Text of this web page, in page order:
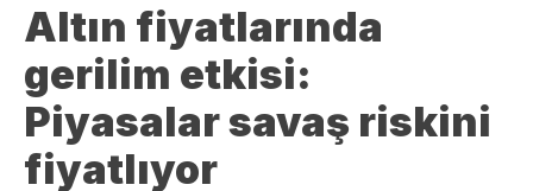
Altın fiyatlarında
gerilim etkisi:
Piyasalar savaş riskini
fiyatlıyor